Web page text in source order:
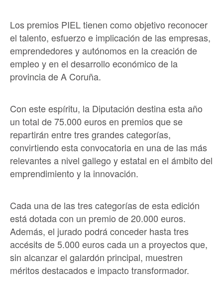
Los premios PIEL tienen como objetivo reconocer
el talento, esfuerzo e implicación de las empresas,
emprendedores y autónomos en la creación de
empleo y en el desarrollo económico de la
provincia de A Coruña.
Con este espíritu, la Diputación destina esta año
un total de 75.000 euros en premios que se
repartirán entre tres grandes categorías,
convirtiendo esta convocatoria en una de las más
relevantes a nivel gallego y estatal en el ámbito del
emprendimiento y la innovación.
Cada una de las tres categorías de esta edición
está dotada con un premio de 20.000 euros.
Además, el jurado podrá conceder hasta tres
accésits de 5.000 euros cada un a proyectos que,
sin alcanzar el galardón principal, muestren
méritos destacados e impacto transformador.